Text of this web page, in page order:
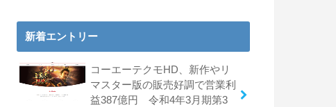
新着エントリー
コーエーテクモHD、新作やリ
マスター版の販売好調で営業利
益387億円 令和4年3月期第3